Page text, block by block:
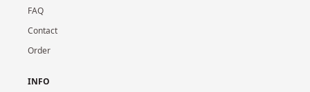
FAQ
Contact
Order
INFO